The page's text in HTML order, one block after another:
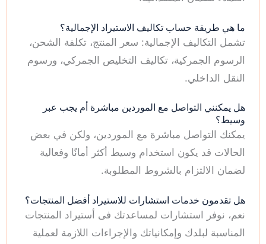
ما هي طريقة حساب تكاليف الاستيراد الإجمالية؟
تشمل التكاليف الإجمالية: سعر المنتج، تكلفة الشحن،
الرسوم الجمركية، تكاليف التخليص الجمركي، ورسوم
النقل الداخلي.
هل يمكنني التواصل مع الموردين مباشرة أم يجب عبر
وسيط؟
يمكنك التواصل مباشرة مع الموردين، ولكن في بعض
الحالات قد يكون استخدام وسيط أكثر أمانًا وفعالية
لضمان الالتزام بالشروط المطلوبة.
هل تقدمون خدمات استشارات للاستيراد أفضل المنتجات؟
نعم، نوفر استشارات لمساعدتك فى أستيراد المنتجات
المناسبة لبلدك وإمكانياتك والإجراءات اللازمة لعملية